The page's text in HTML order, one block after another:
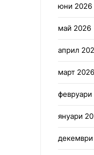
юни 2026
май 2026
април
март 2026
януари